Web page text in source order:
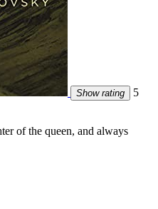
Show rating
5
of the queen, and always